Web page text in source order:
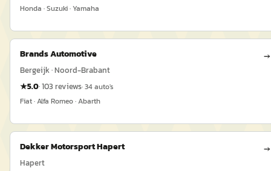
Honda · Suzuki · Yamaha
Brands Automotive →
Bergeijk · Noord-Brabant
★5.0·103 reviews·34auto's
Fiat · Alfa Romeo · Abarth
Dekker Motorsport Hapert →
Hapert